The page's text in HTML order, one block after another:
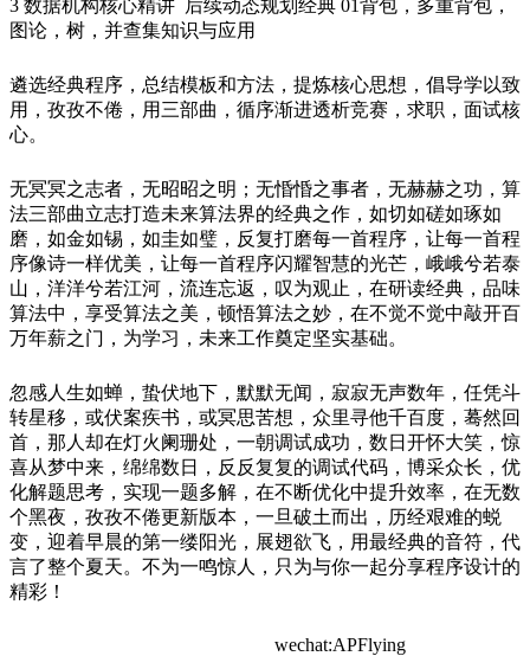
3 数据机构核心精讲 后续动态规划经典 01背包，多重背包，
图论，树，并查集知识与应用
遴选经典程序，总结模板和方法，提炼核心思想，倡导学以致
用，孜孜不倦，用三部曲，循序渐进透析竞赛，求职，面试核
心。
无冥冥之志者，无昭昭之明；无惛惛之事者，无赫赫之功，算
法三部曲立志打造未来算法界的经典之作，如切如磋如琢如
磨，如金如锡，如圭如璧，反复打磨每一首程序，让每一首程
序像诗一样优美，让每一首程序闪耀智慧的光芒，峨峨兮若泰
山，洋洋兮若江河，流连忘返，叹为观止，在研读经典，品味
算法中，享受算法之美，顿悟算法之妙，在不觉不觉中敲开百
万年薪之门，为学习，未来工作奠定坚实基础。
忽感人生如蝉，蛰伏地下，默默无闻，寂寂无声数年，任凭斗
转星移，或伏案疾书，或冥思苦想，众里寻他千百度，蓦然回
首，那人却在灯火阑珊处，一朝调试成功，数日开怀大笑，惊
喜从梦中来，绵绵数日，反反复复的调试代码，博采众长，优
化解题思考，实现一题多解，在不断优化中提升效率，在无数
个黑夜，孜孜不倦更新版本，一旦破土而出，历经艰难的蜕
变，迎着早晨的第一缕阳光，展翅欲飞，用最经典的音符，代
言了整个夏天。不为一鸣惊人，只为与你一起分享程序设计的
精彩！
wechat:APFlying